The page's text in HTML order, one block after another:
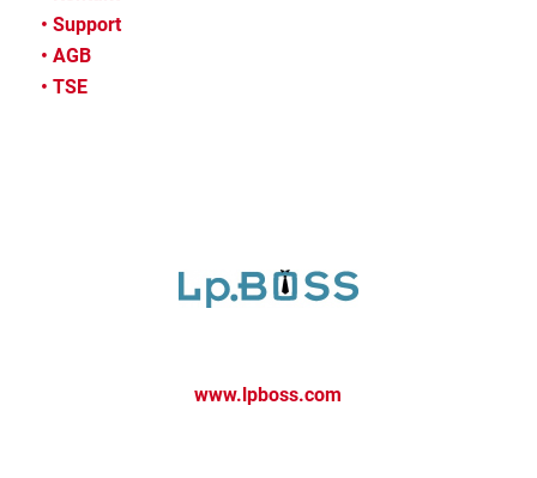
• Kontakt
• Support
• AGB